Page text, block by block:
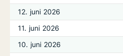
12. juni 2026
11. juni 2026
10. juni 2026